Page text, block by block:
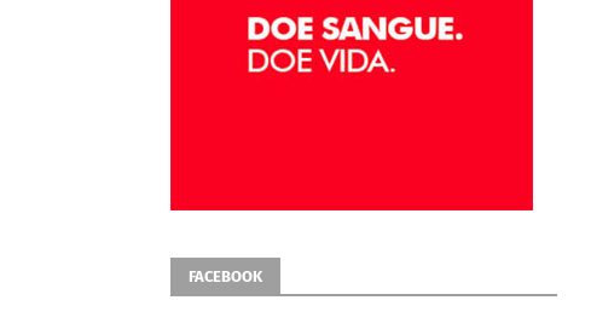
FACEBOOK